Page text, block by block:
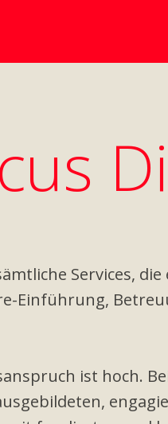
Services,
Einführung,
ist hoch.